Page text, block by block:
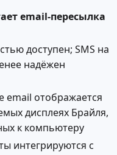
email-пересылка
доступен; SMS на
надёжен
email отображается
дисплеях Брайля,
к компьютеру
интегрируются с